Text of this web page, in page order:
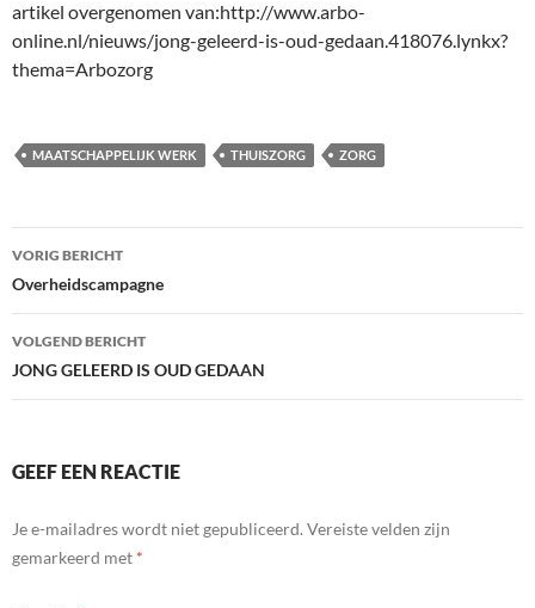
artikel overgenomen van:http://www.arbo-
online.nl/nieuws/jong-geleerd-is-oud-gedaan.418076.lynkx?
thema=Arbozorg
MAATSCHAPPELIJK WERK THUISZORG ZORG
Bericht
navigatie
VORIG BERICHT
Overheidscampagne
VOLGEND BERICHT
JONG GELEERD IS OUD GEDAAN
GEEF EEN REACTIE
Je e-mailadres wordt niet gepubliceerd. Vereiste velden zijn
gemarkeerd met *